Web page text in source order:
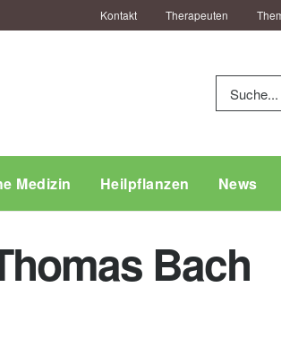
Kontakt Therapeuten
Medizin Heilpflanzen News
Bach